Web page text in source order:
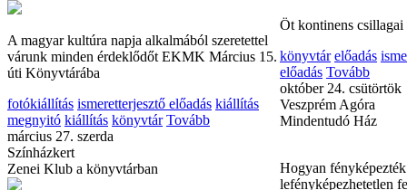
A magyar kultúra napja alkalmából szeretettel
várunk minden érdeklődőt EKMK Március 15.
úti Könyvtárába
fotókiállítás ismeretterjesztő előadás kiállítás
megnyitó kiállítás könyvtár Tovább
március 27. szerda
Színházkert
Zenei Klub a könyvtárban
október 6. vasárnap
Közösségi tér
Országos Könyvtári
Vasárnap
könyvtár előadás
előadás Tovább